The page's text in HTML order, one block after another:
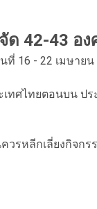
ด 42-43 อง
16 - 22 เมษายน
เทศไทยตอนบน ป
รหลีกเลี่ยงกิจกร